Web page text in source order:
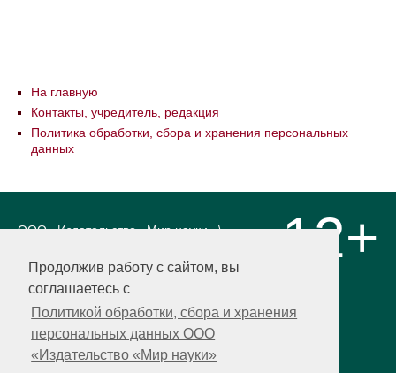
Продолжив работу с сайтом, вы
соглашаетесь с
Политикой обработки, сбора и хранения
персональных данных ООО
«Издательство «Мир науки»
На главную
Контакты, учредитель, редакция
Политика обработки, сбора и хранения персональных
данных
ООО «Издательство «Мир науки» \
LLC Материалы, размещенные на сайте,
охраняются Законом о защите авторских
прав. Публикация любых материалов
этого сайта запрещена без
предварительного согласования с
издательством. Авторские права на
размещенные на сайте научные
12+